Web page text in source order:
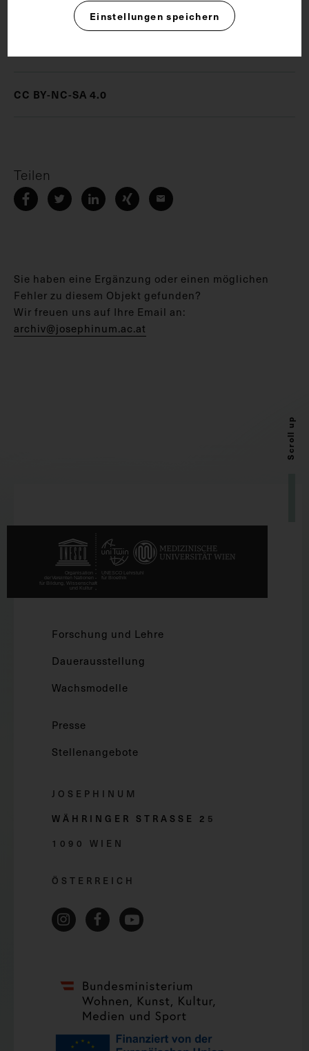
CC BY-NC-SA 4.0
Teilen
Sie haben eine Ergänzung oder einen möglichen
Fehler zu diesem Objekt gefunden?
Wir freuen uns auf Ihre Email an:
archiv@josephinum.ac.at
Scroll up
Forschung und Lehre
Dauerausstellung
Wachsmodelle
Presse
Stellenangebote
JOSEPHINUM
WÄHRINGER STRASSE 2 5
1090 WIEN
ÖSTERREICH
Einstellungen speichern